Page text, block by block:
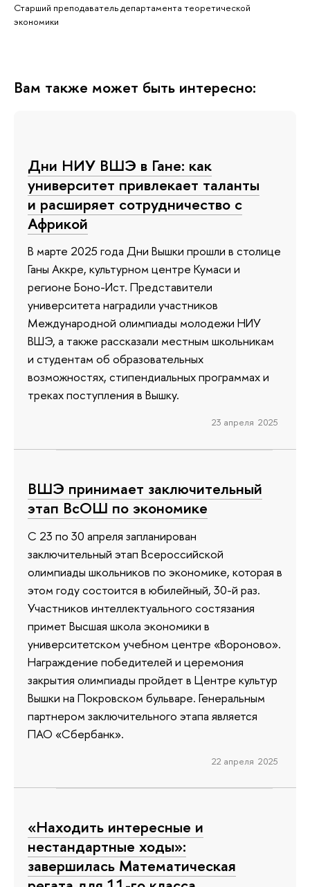
Старший преподаватель департамента теоретической
экономики
Вам также может быть интересно:
Дни НИУ ВШЭ в Гане: как
университет привлекает таланты
и расширяет сотрудничество с
Африкой
В марте 2025 года Дни Вышки прошли в столице
Ганы Аккре, культурном центре Кумаси и
регионе Боно-Ист. Представители
университета наградили участников
Международной олимпиады молодежи НИУ
ВШЭ, а также рассказали местным школьникам
и студентам об образовательных
возможностях, стипендиальных программах и
треках поступления в Вышку.
23 апреля 2025
ВШЭ принимает заключительный
этап ВсОШ по экономике
С 23 по 30 апреля запланирован
заключительный этап Всероссийской
олимпиады школьников по экономике, которая в
этом году состоится в юбилейный, 30-й раз.
Участников интеллектуального состязания
примет Высшая школа экономики в
университетском учебном центре «Вороново».
Награждение победителей и церемония
закрытия олимпиады пройдет в Центре культур
Вышки на Покровском бульваре. Генеральным
партнером заключительного этапа является
ПАО «Сбербанк».
22 апреля 2025
«Находить интересные и
нестандартные ходы»:
завершилась Математическая